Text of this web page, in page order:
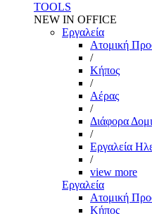
TOOLS
NEW IN OFFICE
Εργαλεία
Aτομική
/
Kήπος
/
Αέρας
/
Διάφορα
/
Εργαλεία
/
view more
Εργαλεία
Aτομική
Kήπος